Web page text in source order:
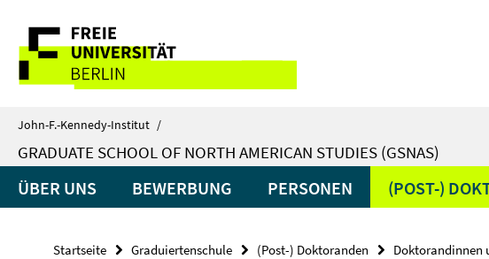
direkt
Inhalt
Service-
Navigation
John-F.-Kennedy-Institut /
GRADUATE SCHOOL OF NORTH AMERICAN STUDIES (GSNAS)
ÜBER UNS BEWERBUNG PERSONEN (POST-)
Startseite Graduiertenschule (Post-) Doktoranden Doktorandinnen